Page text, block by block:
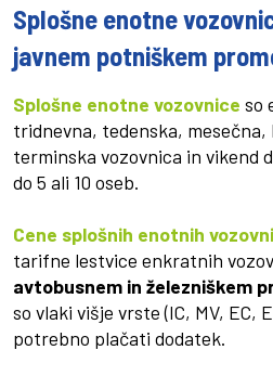
Splošne enotne
javnem potniškem
Splošne enotne vozovnice so
tridnevna, tedenska, mesečna,
terminska vozovnica in vikend
do 5 ali 10 oseb.
Cene splošnih enotnih
tarifne lestvice enkratnih
avtobusnem in železniškem
so vlaki višje vrste (IC, MV, EC,
potrebno plačati dodatek.